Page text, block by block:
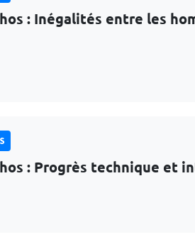
: Inégalités entre les
: Progrès technique et